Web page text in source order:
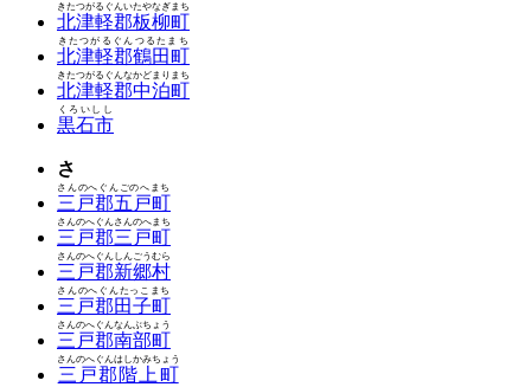
北津軽郡板柳町
きたつがるぐんいたやなぎまち
北津軽郡鶴田町
きたつがるぐんつるたまち
北津軽郡中泊町
きたつがるぐんなかどまりまち
黒石市
くろいしし
さ
三戸郡五戸町
さんのへぐんごのへまち
三戸郡三戸町
さんのへぐんさんのへまち
三戸郡新郷村
さんのへぐんしんごうむら
三戸郡田子町
さんのへぐんたっこまち
三戸郡南部町
さんのへぐんなんぶちょう
三戸郡階上町
さんのへぐんはしかみちょう